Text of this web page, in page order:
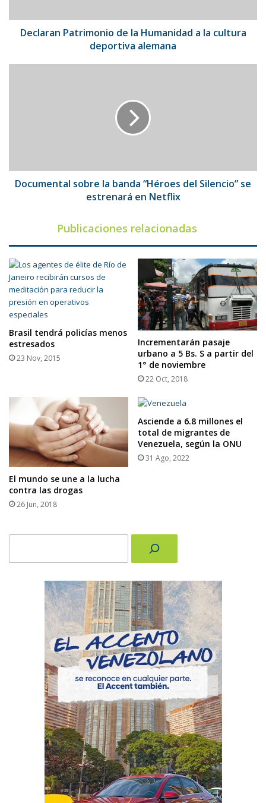
deportiva
alemana
Declaran Patrimonio de la Humanidad a la cultura
deportiva alemana
estrenará
enDocumental sobre la banda “Héroes del Silencio” se
estrenará en Netflix
Publicaciones relacionadas
Brasil tendrá policías menos
estresados
23 Nov, 2015
Incrementarán pasaje
urbano a 5 Bs. S a partir del
1° de noviembre
22 Oct, 2018
El mundo se une a la lucha
contra las drogas
26 Jun, 2018
Asciende a 6.8 millones el
total de migrantes de
Venezuela, según la ONU
31 Ago, 2022